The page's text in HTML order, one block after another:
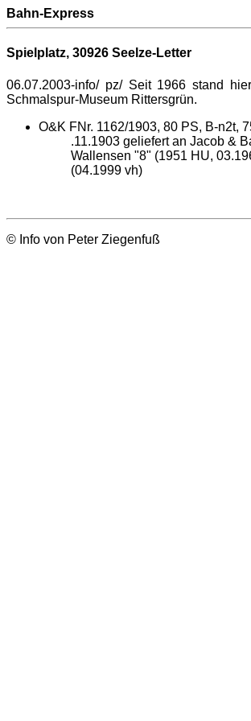
Bahn-Express
Spielplatz, 30926 Seelze-Letter
06.07.2003-info/ pz/ Seit 1966 stand
Schmalspur-Museum Rittersgrün.
O&K FNr. 1162/1903, 80 PS, B-n2t,
.11.1903 geliefert an Jacob &
Wallensen "8" (1951 HU,
(04.1999 vh)
© Info von Peter Ziegenfuß